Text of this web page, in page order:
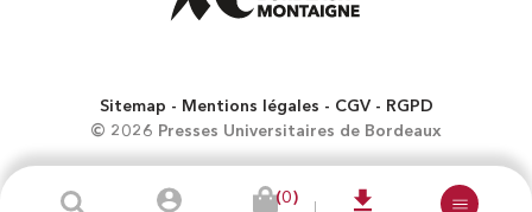
(0)
Sitemap Mentions légales CGV
RGPD
© 2026 Presses Universitaires de Bordeaux